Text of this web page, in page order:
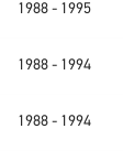
1988 - 1995
1988 - 1994
1988 - 1994